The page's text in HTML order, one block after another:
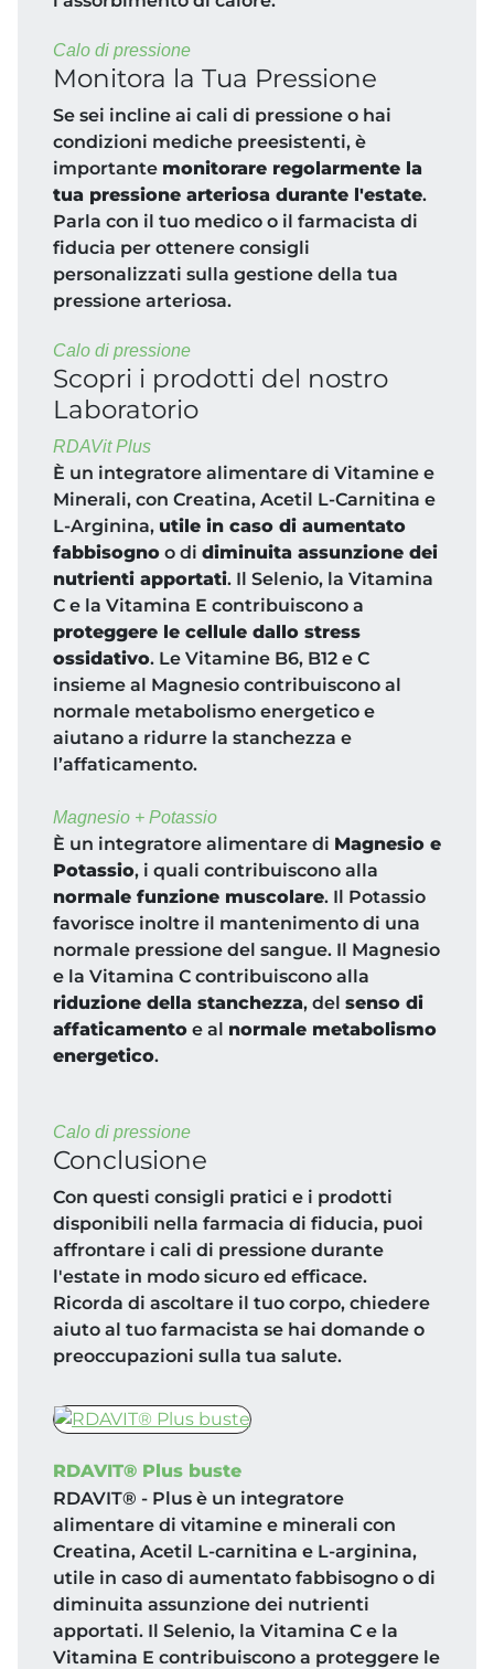
Calo di pressione
Monitora la Tua Pressione
Se sei incline ai cali di pressione o hai
condizioni mediche preesistenti, è
importante monitorare regolarmente la
tua pressione arteriosa durante l'estate.
Parla con il tuo medico o il farmacista di
fiducia per ottenere consigli
personalizzati sulla gestione della tua
pressione arteriosa.
Calo di pressione
Scopri i prodotti del nostro
Laboratorio
RDAVit Plus
È un integratore alimentare di Vitamine e
Minerali, con Creatina, Acetil L-Carnitina e
L-Arginina, utile in caso di aumentato
fabbisogno o di diminuita assunzione dei
nutrienti apportati. Il Selenio, la Vitamina
C e la Vitamina E contribuiscono a
proteggere le cellule dallo stress
ossidativo. Le Vitamine B6, B12 e C
insieme al Magnesio contribuiscono al
normale metabolismo energetico e
aiutano a ridurre la stanchezza e
l’affaticamento.
Magnesio + Potassio
È un integratore alimentare di Magnesio e
Potassio, i quali contribuiscono alla
normale funzione muscolare. Il Potassio
favorisce inoltre il mantenimento di una
normale pressione del sangue. Il Magnesio
e la Vitamina C contribuiscono alla
riduzione della stanchezza, del senso di
affaticamento e al normale metabolismo
energetico.
Calo di pressione
Conclusione
Con questi consigli pratici e i prodotti
disponibili nella farmacia di fiducia, puoi
affrontare i cali di pressione durante
l'estate in modo sicuro ed efficace.
Ricorda di ascoltare il tuo corpo, chiedere
aiuto al tuo farmacista se hai domande o
preoccupazioni sulla tua salute.
RDAVIT® Plus buste
RDAVIT® - Plus è un integratore
alimentare di vitamine e minerali con
Creatina, Acetil L-carnitina e L-arginina,
utile in caso di aumentato fabbisogno o di
diminuita assunzione dei nutrienti
apportati. Il Selenio, la Vitamina C e la
Vitamina E contribuiscono a proteggere le